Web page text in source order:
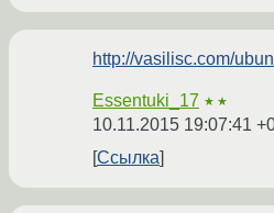
http://vasilisc.com/
Essentuki_17 ★★
10.11.2015 19:07:41
Ссылка